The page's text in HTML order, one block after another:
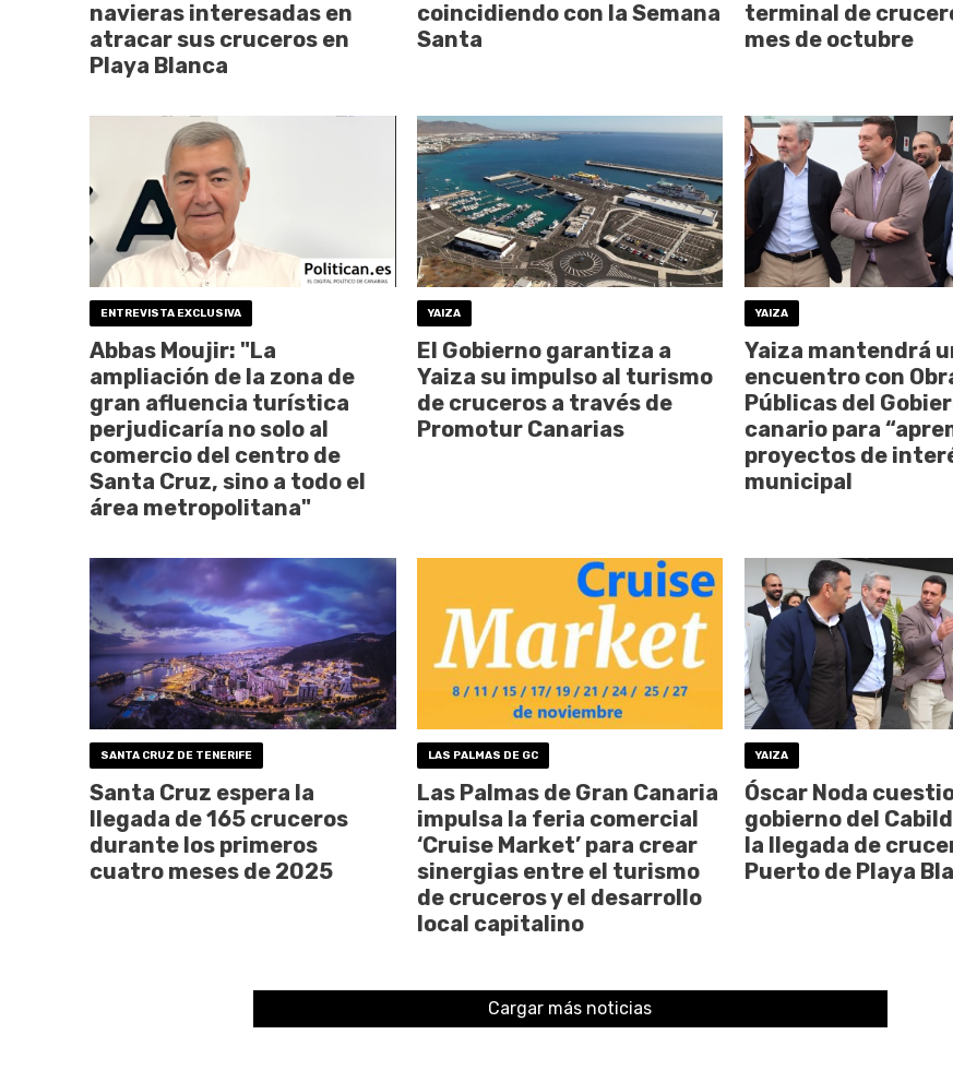
navieras interesadas en
atracar sus cruceros en
Playa Blanca
coincidiendo con la Semana
Santa
terminal de
mes de octubre
ENTREVISTA EXCLUSIVA
Abbas Moujir: "La
ampliación de la zona de
gran afluencia turística
perjudicaría no solo al
comercio del centro de
Santa Cruz, sino a todo el
área metropolitana"
YAIZA
El Gobierno garantiza a
Yaiza su impulso al turismo
de cruceros a través de
Promotur Canarias
YAIZA
Yaiza mantendrá
encuentro con
Públicas del
canario para
proyectos de
municipal
SANTA CRUZ DE TENERIFE
Santa Cruz espera la
llegada de 165 cruceros
durante los primeros
cuatro meses de 2025
LAS PALMAS DE GC
Las Palmas de Gran Canaria
impulsa la feria comercial
‘Cruise Market’ para crear
sinergias entre el turismo
de cruceros y el desarrollo
local capitalino
YAIZA
Óscar Noda
gobierno del
la llegada de
Puerto de Playa
Cargar más noticias